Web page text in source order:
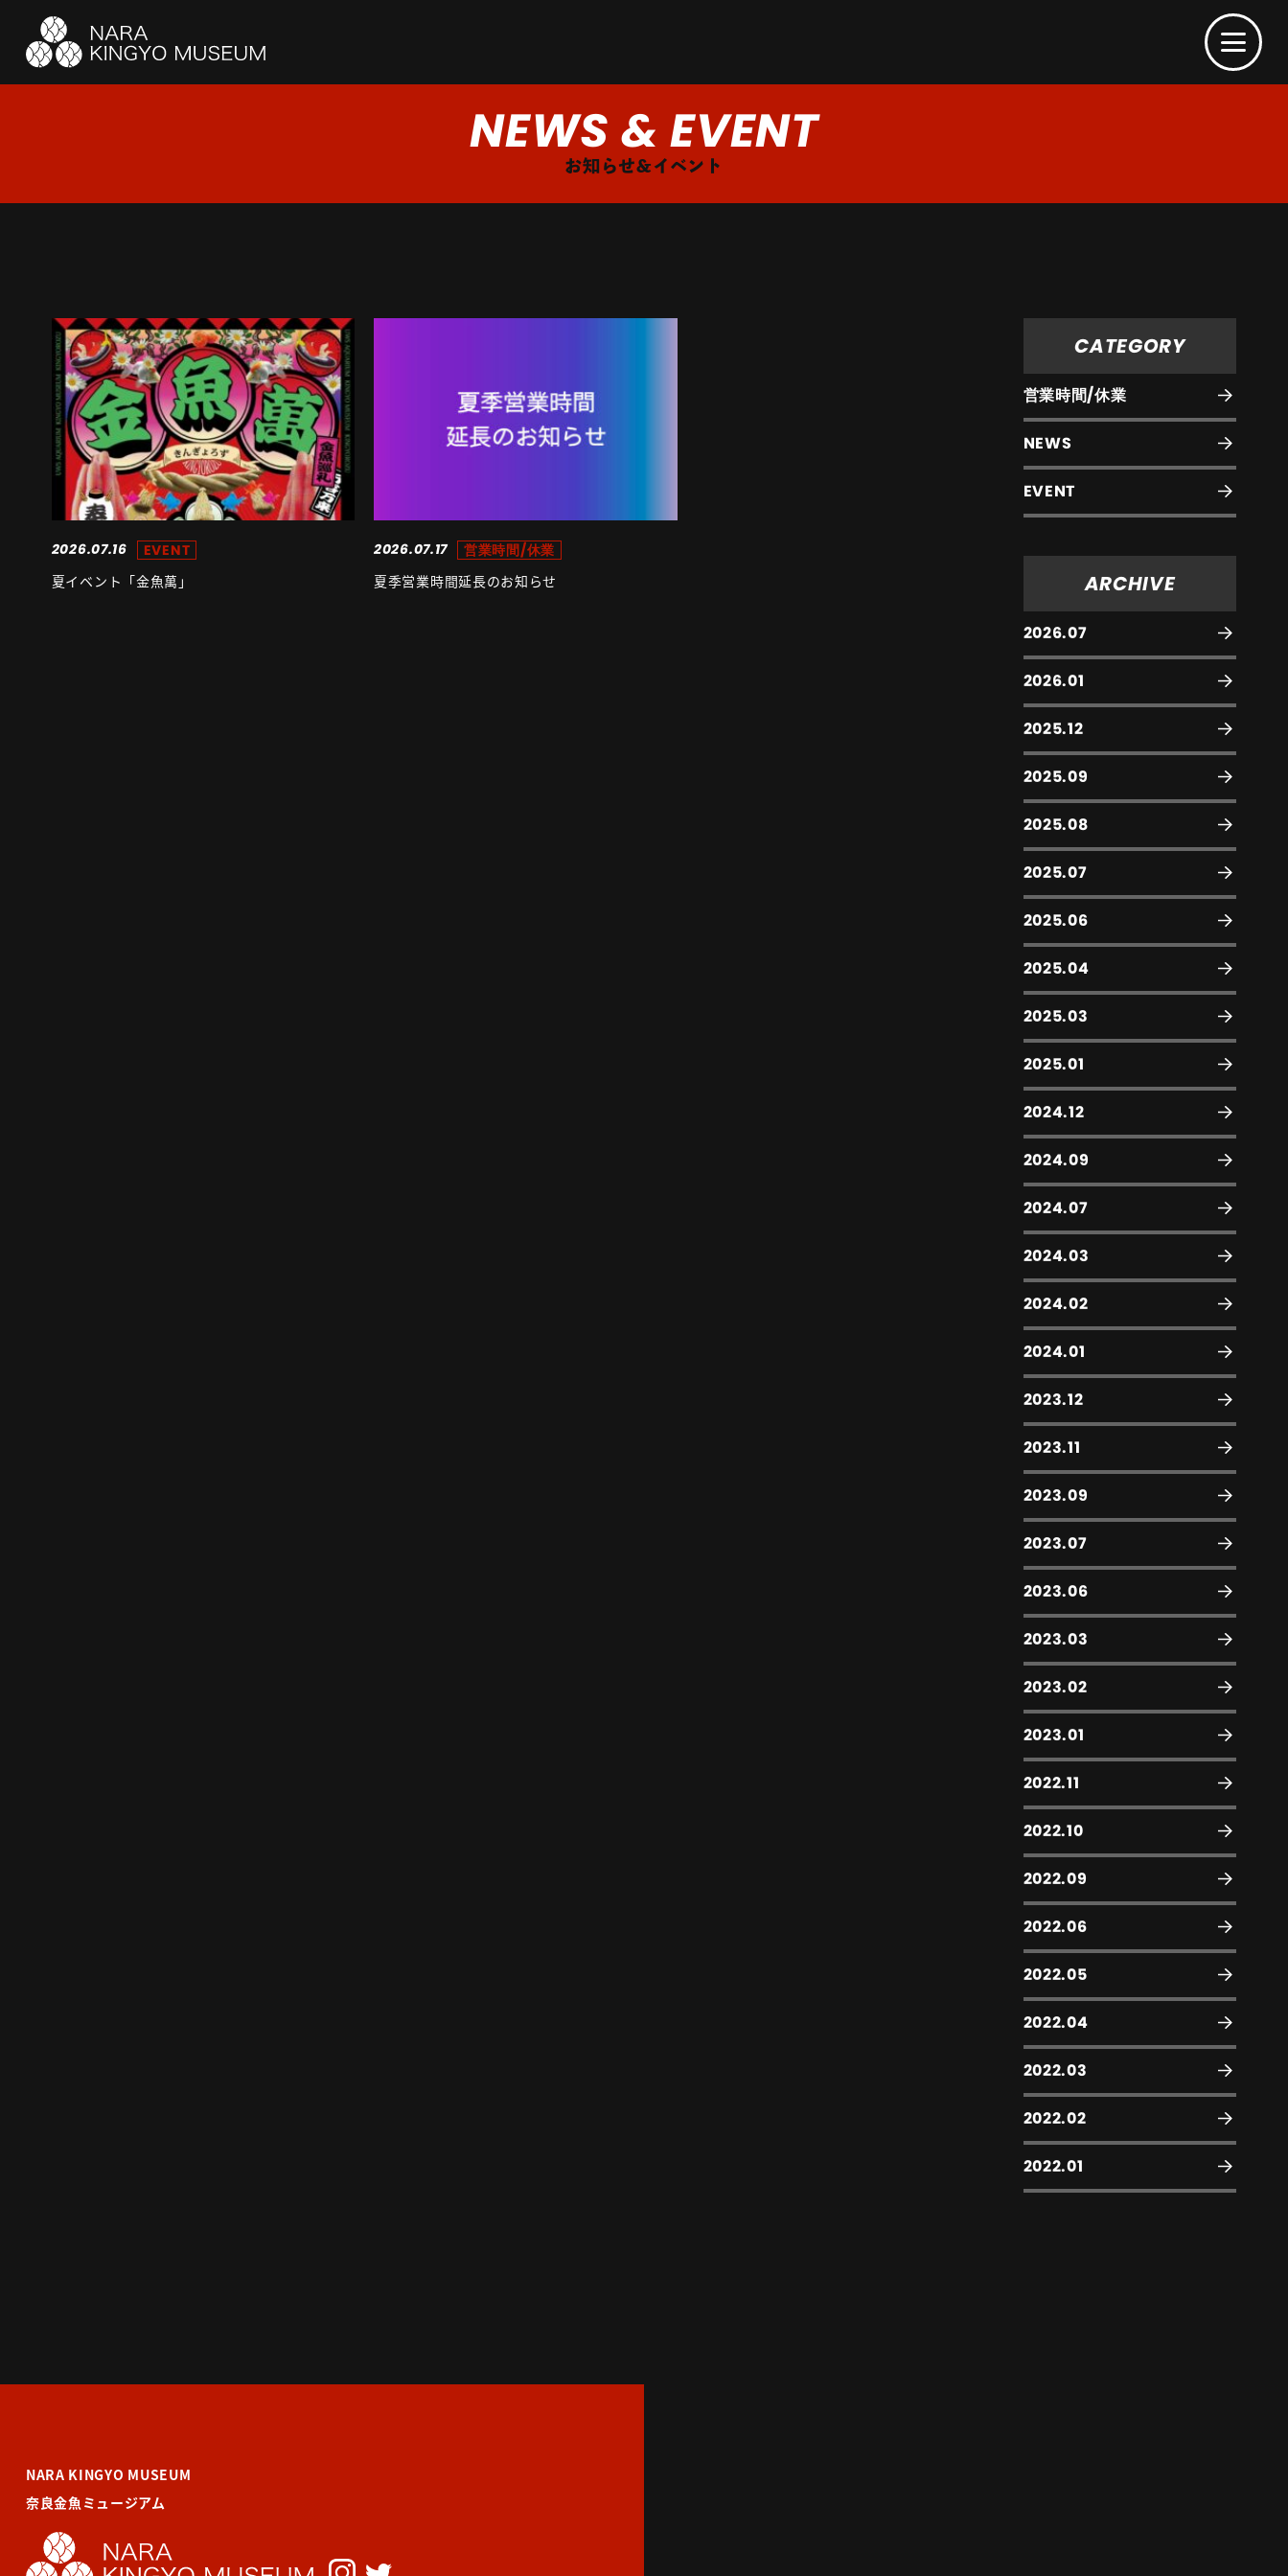
NEWS & EVENT
お知らせ&イベント
2026.07.16
EVENT
夏イベント「金魚萬」
2026.07.17
営業時間/休業
夏季営業時間延長のお知らせ
CATEGORY
営業時間/休業
NEWS
EVENT
ARCHIVE
2026.07
2026.01
2025.12
2025.09
2025.08
2025.07
2025.06
2025.04
2025.03
2025.01
2024.12
2024.09
2024.07
2024.03
2024.02
2024.01
2023.12
2023.11
2023.09
2023.07
2023.06
2023.03
2023.02
2023.01
2022.11
2022.10
2022.09
2022.06
2022.05
2022.04
2022.03
2022.02
2022.01
NARA KINGYO MUSEUM
奈良金魚ミュージアム